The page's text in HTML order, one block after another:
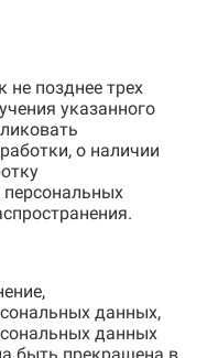
не позднее трех
указанного
о наличии
данных,
данных
быть прекращена в